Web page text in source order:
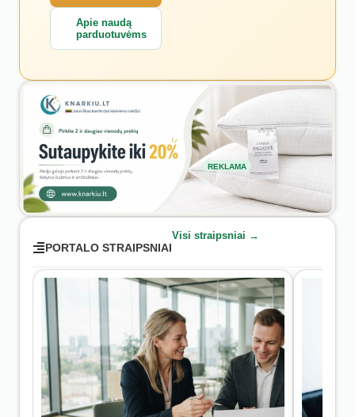
Apie naudą
parduotuvėms
REKLAMA
PORTALO STRAIPSNIAI
Visi straipsniai →